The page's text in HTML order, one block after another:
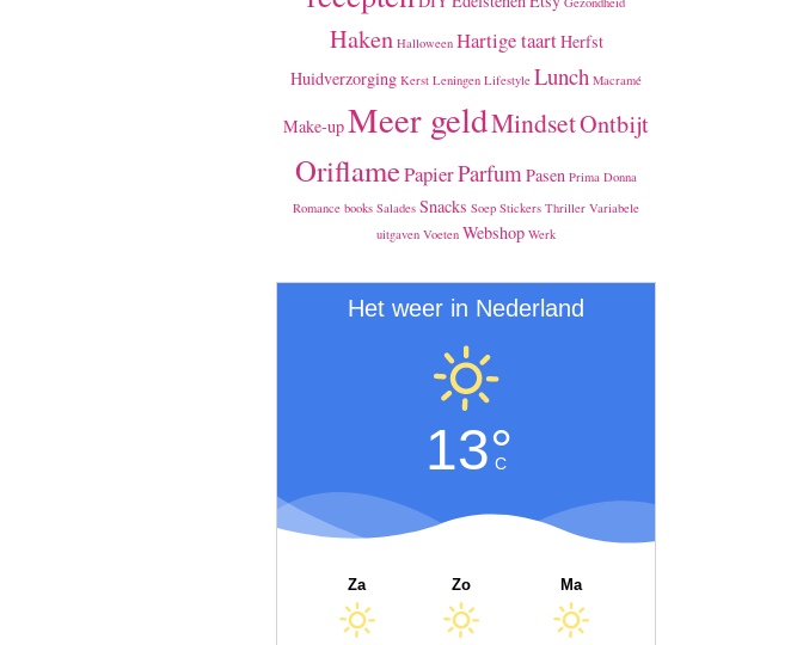
Haken Halloween Hartige taartHerfst
Huidverzorging Kerst Leningen Lifestyle Lunch Macramé
Make-upMeer geldMindsetOntbijt
OriflamePapierParfumPasen Prima Donna
Romance books Salades Snacks Soep Stickers Thriller Variabele
uitgaven Voeten Webshop Werk
Het weer in Nederland
13°
C
Za Zo Ma